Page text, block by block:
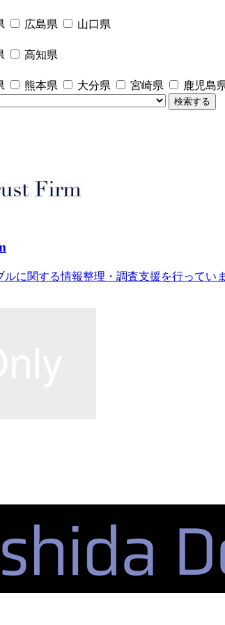
広島県
山口県
高知県
熊本県 大分県 宮崎県 鹿児島
検索する
に関する情報整理・調査支援を行ってい